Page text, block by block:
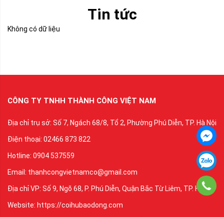
Tin tức
Không có dữ liệu
CÔNG TY TNHH THÀNH CÔNG VIỆT NAM
Địa chỉ trụ sở: Số 7, Ngách 68/8, Tổ 2, Phường Phú Diễn, TP. Hà Nội
Điện thoại: 02466 873 822
Hotline: 0904 537559
Email: thanhcongvietnamco@gmail.com
Địa chỉ VP: Số 9, Ngõ 68, P. Phú Diễn, Quận Bắc Từ Liêm, TP. Hà Nội
Website: https://coihubaodong.com